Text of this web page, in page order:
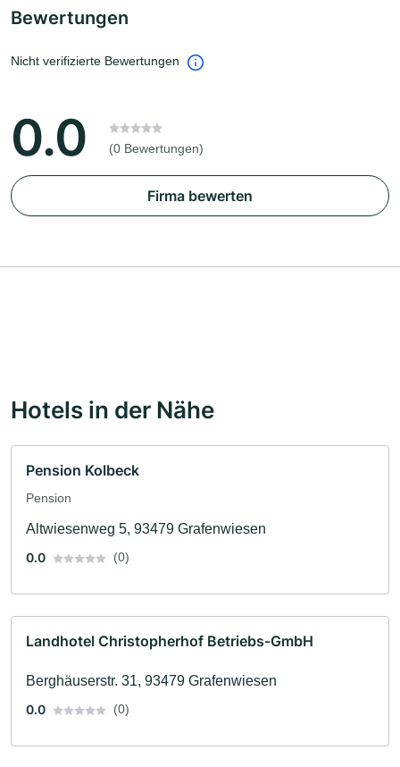
Bewertungen
Nicht verifizierte Bewertungen
0.0 (0 Bewertungen)
Firma bewerten
Hotels in der Nähe
Pension Kolbeck
Pension
Altwiesenweg 5, 93479 Grafenwiesen
0.0
(0)
Landhotel Christopherhof Betriebs-GmbH
Berghäuserstr. 31, 93479 Grafenwiesen
0.0
(0)